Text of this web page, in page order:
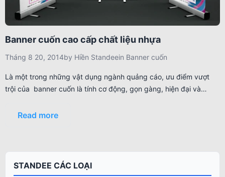
Banner cuốn cao cấp chất liệu nhựa
Tháng 8 20, 2014by Hiền Standeein Banner cuốn
Là một trong những vật dụng ngành quảng cáo, ưu điểm vượt
trội của banner cuốn là tính cơ động, gọn gàng, hiện đại và…
Read more
STANDEE CÁC LOẠI